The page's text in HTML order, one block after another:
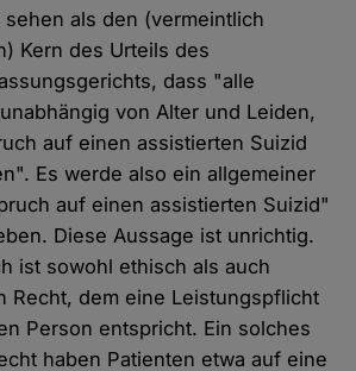
sehen als den (vermeintlich
Kern des Urteils des
dass "alle
von Alter und Leiden,
auf einen assistierten Suizid
Es werde also ein allgemeiner
auf einen assistierten Suizid"
Diese Aussage ist unrichtig.
ist sowohl ethisch als auch
Recht, dem eine Leistungspflicht
Person entspricht. Ein solches
haben Patienten etwa auf eine